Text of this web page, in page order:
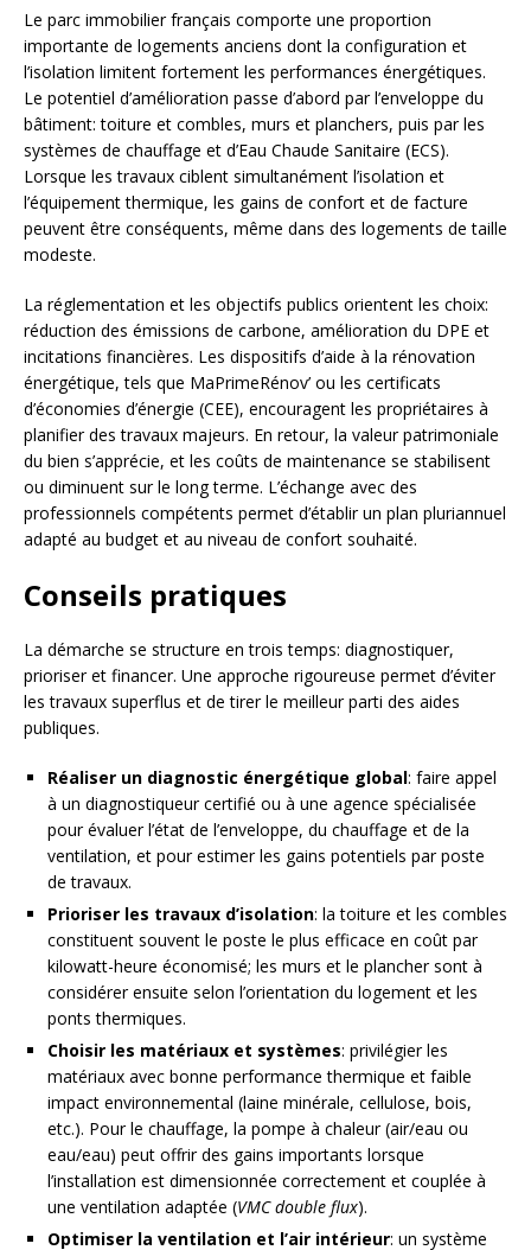
Le parc immobilier français comporte une proportion
importante de logements anciens dont la configuration et
l’isolation limitent fortement les performances énergétiques.
Le potentiel d’amélioration passe d’abord par l’enveloppe du
bâtiment: toiture et combles, murs et planchers, puis par les
systèmes de chauffage et d’Eau Chaude Sanitaire (ECS).
Lorsque les travaux ciblent simultanément l’isolation et
l’équipement thermique, les gains de confort et de facture
peuvent être conséquents, même dans des logements de taille
modeste.
La réglementation et les objectifs publics orientent les choix:
réduction des émissions de carbone, amélioration du DPE et
incitations financières. Les dispositifs d’aide à la rénovation
énergétique, tels que MaPrimeRénov’ ou les certificats
d’économies d’énergie (CEE), encouragent les propriétaires à
planifier des travaux majeurs. En retour, la valeur patrimoniale
du bien s’apprécie, et les coûts de maintenance se stabilisent
ou diminuent sur le long terme. L’échange avec des
professionnels compétents permet d’établir un plan pluriannuel
adapté au budget et au niveau de confort souhaité.
Conseils pratiques
La démarche se structure en trois temps: diagnostiquer,
prioriser et financer. Une approche rigoureuse permet d’éviter
les travaux superflus et de tirer le meilleur parti des aides
publiques.
Réaliser un diagnostic énergétique global: faire appel
à un diagnostiqueur certifié ou à une agence spécialisée
pour évaluer l’état de l’enveloppe, du chauffage et de la
ventilation, et pour estimer les gains potentiels par poste
de travaux.
Prioriser les travaux d’isolation: la toiture et les combles
constituent souvent le poste le plus efficace en coût par
kilowatt-heure économisé; les murs et le plancher sont à
considérer ensuite selon l’orientation du logement et les
ponts thermiques.
Choisir les matériaux et systèmes: privilégier les
matériaux avec bonne performance thermique et faible
impact environnemental (laine minérale, cellulose, bois,
etc.). Pour le chauffage, la pompe à chaleur (air/eau ou
eau/eau) peut offrir des gains importants lorsque
l’installation est dimensionnée correctement et couplée à
une ventilation adaptée (VMC double flux).
Optimiser la ventilation et l’air intérieur: un système